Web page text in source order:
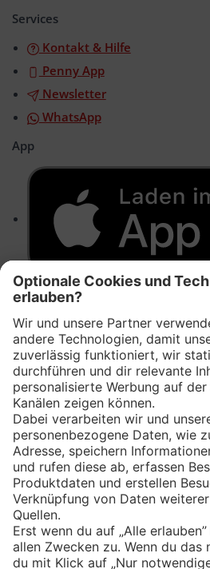
Services
Kontakt & Hilfe
Penny App
Newsletter
WhatsApp
App
Eishockey
Impressum
Datenschutz